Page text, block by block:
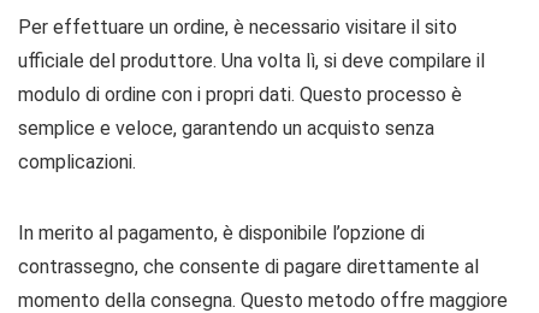
Per effettuare un ordine, è necessario visitare il sito
ufficiale del produttore. Una volta lì, si deve compilare il
modulo di ordine con i propri dati. Questo processo è
semplice e veloce, garantendo un acquisto senza
complicazioni.
In merito al pagamento, è disponibile l’opzione di
contrassegno, che consente di pagare direttamente al
momento della consegna. Questo metodo offre maggiore